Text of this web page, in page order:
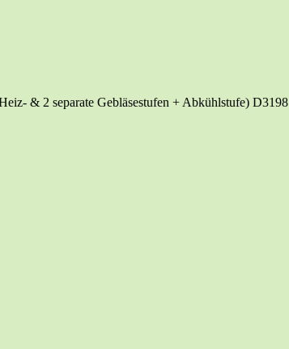
& 2 sepa­ra­te Geblä­se­stu­fen + Abkühl­stu­fe) D3198